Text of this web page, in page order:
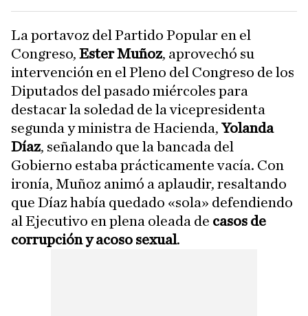
La portavoz del Partido Popular en el
Congreso, Ester Muñoz, aprovechó su
intervención en el Pleno del Congreso de los
Diputados del pasado miércoles para
destacar la soledad de la vicepresidenta
segunda y ministra de Hacienda, Yolanda
Díaz, señalando que la bancada del
Gobierno estaba prácticamente vacía. Con
ironía, Muñoz animó a aplaudir, resaltando
que Díaz había quedado «sola» defendiendo
al Ejecutivo en plena oleada de casos de
corrupción y acoso sexual.